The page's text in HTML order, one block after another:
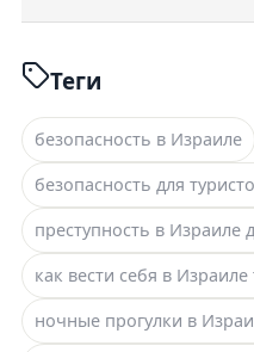
Теги
безопасность в Израиле
безопасность для
преступность в Израиле
как вести себя в Израиле
ночные прогулки в